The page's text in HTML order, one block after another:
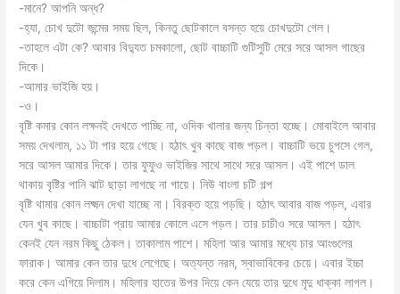
-মানে? আপনি অন্ধ?
-হ্যা, চোখ দুটো জন্মের সময় ছিল, কিনতু ছোটকালে বসন্ত হয়ে চোখদুটো গেল।
-তাহলে এটা কে? আবার বিদ্যুত চমকালো, ছোট বাচ্চাটি গুটিসুটি মেরে সরে আসল গাছের
দিকে।
-আমার ভাইজি হয়।
-ও।
বৃষ্টি কমার কোন লক্ষনই দেখতে পাচ্ছি না, ওদিক খালার জন্য চিন্তা হচ্ছে। মোবাইলে আবার
সময় দেখলাম, ১১ টা পার হয়ে গেছে। হঠাৎ খুব কাছে বাজ পড়ল। বাচ্চাটি ভয়ে চুপসে গেল,
সরে আসল আমার দিকে। তার ফুফুও ভাইজির সাথে সাথে সরে আসল। এই পাশে ডাল
থাকায় বৃষ্টির পানি ঝাট ছাড়া লাগছে না গায়ে। নিউ বাংলা চটি গল্প
বৃষ্টি থামার কোন লক্ষ্মন দেখা যাচ্ছে না। বিরক্ত হয়ে পড়ছি। হঠাৎ আবার বাজ পড়ল, এবার
যেন খুব কাছে। বাচ্চাটা প্রায় আমার কোলে এসে পড়ল। তার চাচীও সরে আসল। হঠাৎ
কেনই যেন নরম কিছু ঠেকল। তাকালাম পাশে। মহিলা আর আমার মধ্যে চার আংগুলের
ফারাক। আমার কেন তার দুধে লেগেছে। অত্যন্ত নরম, স্বাভাবিকের চেয়ে। এবার ইচ্চা
করে কেন এগিয়ে দিলাম। মহিলার হাতের উপর দিয়ে কেন যেয়ে তার দুধে মৃদু ধাক্কা লাগল।